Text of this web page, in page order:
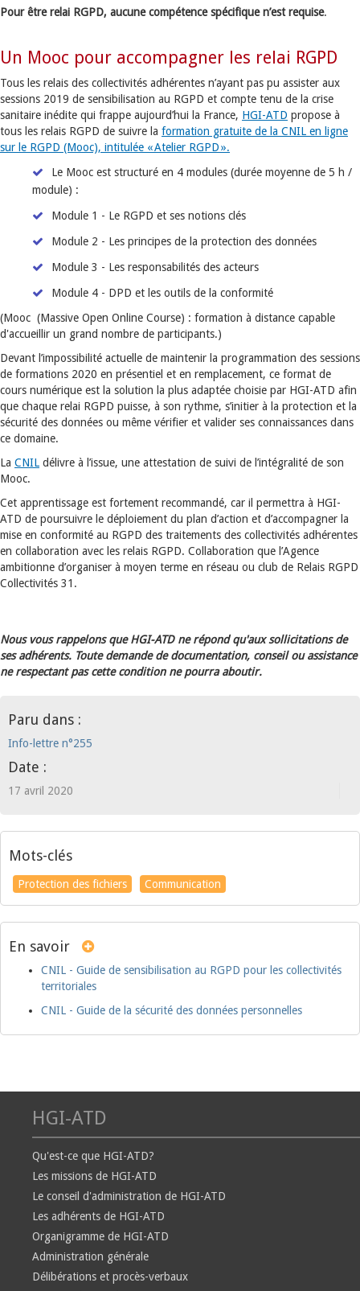
Pour être relai RGPD, aucune compétence spécifique n’est requise.
Un Mooc pour accompagner les relai RGPD
Tous les relais des collectivités adhérentes n’ayant pas pu assister aux
sessions 2019 de sensibilisation au RGPD et compte tenu de la crise
sanitaire inédite qui frappe aujourd’hui la France, HGI-ATD propose à
tous les relais RGPD de suivre la formation gratuite de la CNIL en ligne
sur le RGPD (Mooc), intitulée « Atelier RGPD ».
Le Mooc est structuré en 4 modules (durée moyenne de 5 h /
module) :
Module 1 - Le RGPD et ses notions clés
Module 2 - Les principes de la protection des données
Module 3 - Les responsabilités des acteurs
Module 4 - DPD et les outils de la conformité
(Mooc (Massive Open Online Course) : formation à distance capable
d'accueillir un grand nombre de participants.)
Devant l’impossibilité actuelle de maintenir la programmation des sessions
de formations 2020 en présentiel et en remplacement, ce format de
cours numérique est la solution la plus adaptée choisie par HGI-ATD afin
que chaque relai RGPD puisse, à son rythme, s’initier à la protection et la
sécurité des données ou même vérifier et valider ses connaissances dans
ce domaine.
La CNIL délivre à l’issue, une attestation de suivi de l’intégralité de son
Mooc.
Cet apprentissage est fortement recommandé, car il permettra à HGI-
ATD de poursuivre le déploiement du plan d’action et d’accompagner la
mise en conformité au RGPD des traitements des collectivités adhérentes
en collaboration avec les relais RGPD. Collaboration que l’Agence
ambitionne d’organiser à moyen terme en réseau ou club de Relais RGPD
Collectivités 31.
Nous vous rappelons que HGI-ATD ne répond qu'aux sollicitations de
ses adhérents. Toute demande de documentation, conseil ou assistance
ne respectant pas cette condition ne pourra aboutir.
Paru dans :
Info-lettre n°255
Date :
17 avril 2020
Mots-clés
Protection des fichiers Communication
En savoir
CNIL - Guide de sensibilisation au RGPD pour les collectivités
territoriales
CNIL - Guide de la sécurité des données personnelles
HGI-ATD
Qu'est-ce que HGI-ATD?
Les missions de HGI-ATD
Le conseil d'administration de HGI-ATD
Les adhérents de HGI-ATD
Organigramme de HGI-ATD
Administration générale
Délibérations et procès-verbaux